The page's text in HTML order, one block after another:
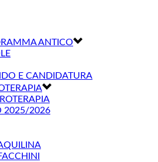
ANTICO
E CANDIDATURA
2025/2026